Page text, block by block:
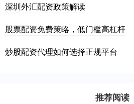
深圳外汇配资政策解读
股票配资免费策略，低门槛高杠杆
炒股配资代理如何选择正规平台
推荐阅读